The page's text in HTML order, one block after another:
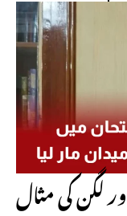
لگن کی مثال